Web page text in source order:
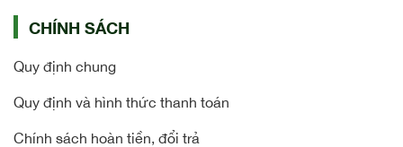
CHÍNH SÁCH
Quy định chung
Quy định và hình thức thanh toán
Chính sách hoàn tiền, đổi trả